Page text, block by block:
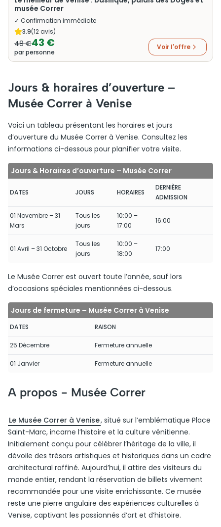
musée Correr
✓ Confirmation immédiate
3.9(12avis)
48 €43 €
par personne
Voir l'offre
Jours & horaires d’ouverture –
Musée Correr à Venise
Voici un tableau présentant les horaires et jours
d’ouverture du Musée Correr à Venise. Consultez les
informations ci-dessous pour planifier votre visite.
Jours & Horaires d’ouverture – Musée Correr
DATES JOURS HORAIRES
DERNIÈRE
ADMISSION
01 Novembre – 31
Mars
Tous les
jours
10:00 –
17:00
16:00
01 Avril – 31 Octobre
Tous les
jours
10:00 –
18:00
17:00
Le Musée Correr est ouvert toute l’année, sauf lors
d’occasions spéciales mentionnées ci-dessous.
Jours de fermeture – Musée Correr à Venise
DATES RAISON
25 Décembre Fermeture annuelle
01 Janvier Fermeture annuelle
A propos - Musée Correr
Le Musée Correr à Venise, situé sur l’emblématique Place
Saint-Marc, incarne l’histoire et la culture vénitienne.
Initialement conçu pour célébrer l’héritage de la ville, il
dévoile des trésors artistiques et historiques dans un cadre
architectural raffiné. Aujourd’hui, il attire des visiteurs du
monde entier, rendant la réservation de billets vivement
recommandée pour une visite enrichissante. Ce musée
reste une pierre angulaire des expériences culturelles à
Venise, captivant les passionnés d’art et d’histoire.